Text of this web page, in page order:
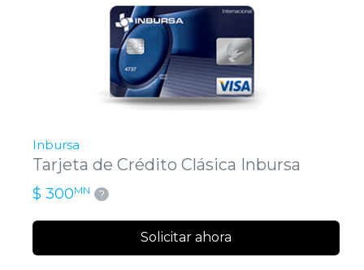
Inbursa
Tarjeta de Crédito Clásica Inbursa
$ 300MN ?
Solicitar ahora